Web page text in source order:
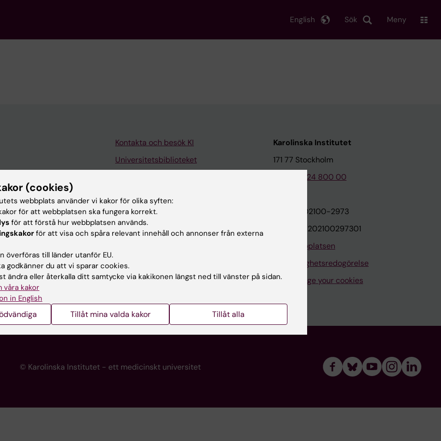
Sök
English Meny
Kontakta och besök KI
Universitetsbiblioteket
Karolinska Institutet Innovation
Kontakta presstjänsten
Karolinska Institutet
171 77 Stockholm
Tel: 08-524 800 00
Org.nr: 202100-2973
VAT.nr: SE202100297301
Om webbplatsen
Tillgänglighetsredogörelse
Manage your cookies
© Karolinska Institutet - ett medicinskt universitet
(cookies)
webbplats använder vi kakor för olika syften:
för att webbplatsen ska fungera korrekt.
för att förstå hur webbplatsen används.
för att visa och spåra relevant innehåll och annonser från externa
överföras till länder utanför EU.
godkänner du att vi sparar cookies.
ändra eller återkalla ditt samtycke via kakikonen längst ned till vänster på sidan.
våra kakor
in English
Tillåt mina valda kakor Tillåt alla